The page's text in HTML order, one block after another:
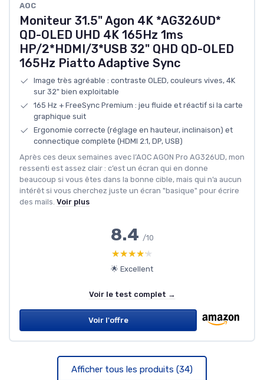
‎AOC
Moniteur 31.5" Agon 4K *AG326UD*
QD-OLED UHD 4K 165Hz 1ms
HP/2*HDMI/3*USB 32" QHD QD-OLED
165Hz Piatto Adaptive Sync
Image très agréable : contraste OLED, couleurs vives, 4K
sur 32" bien exploitable
165 Hz + FreeSync Premium : jeu fluide et réactif si la carte
graphique suit
Ergonomie correcte (réglage en hauteur, inclinaison) et
connectique complète (HDMI 2.1, DP, USB)
Après ces deux semaines avec l’AOC AGON Pro AG326UD, mon
ressenti est assez clair : c’est un écran qui en donne
beaucoup si vous êtes dans la bonne cible, mais qui n’a aucun
intérêt si vous cherchez juste un écran "basique" pour écrire
des mails. Voir plus
8.4 /10
★★★★★
★★★★★
🌟 Excellent
Voir le test complet →
Voir l'offre
Afficher tous les produits (34)